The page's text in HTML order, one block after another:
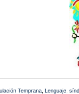
Temprana Lenguaje